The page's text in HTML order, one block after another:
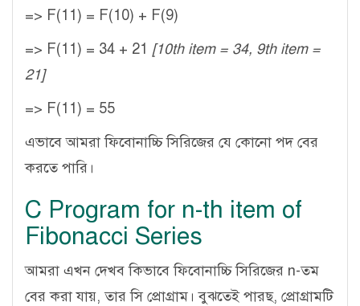
=> F(11) = F(10) + F(9)
=> F(11) = 34 + 21 [10th item = 34, 9th item =
21]
=> F(11) = 55
এভাবে আমরা ফিবোনাচ্চি সিরিজের যে কোনো পদ বের
করতে পারি।
C Program for n-th item of
Fibonacci Series
আমরা এখন দেখব কিভাবে ফিবোনাচ্চি সিরিজের n-তম
বের করা যায়, তার সি প্রোগ্রাম। বুঝতেই পারছ, প্রোগ্রামটি